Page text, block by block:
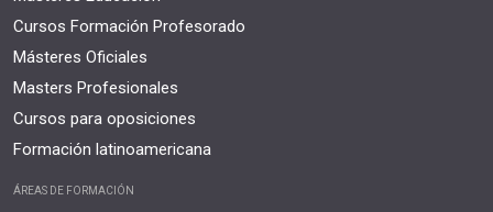
Cursos Formación Profesorado
Másteres Oficiales
Masters Profesionales
Cursos para oposiciones
Formación latinoamericana
ÁREAS DE FORMACIÓN